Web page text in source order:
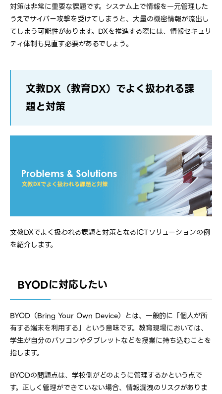
対策は非常に重要な課題です。システム上で情報を一元管理した
うえでサイバー攻撃を受けてしまうと、大量の機密情報が流出し
てしまう可能性があります。DXを推進する際には、情報セキュリ
ティ体制も見直す必要があるでしょう。
文教DX（教育DX）でよく扱われる課
題と対策
文教DXでよく扱われる課題と対策となるICTソリューションの例
を紹介します。
BYODに対応したい
BYOD（Bring Your Own Device）とは、一般的に「個人が所
有する端末を利用する」という意味です。教育現場においては、
学生が自分のパソコンやタブレットなどを授業に持ち込むことを
指します。
BYODの問題点は、学校側がどのように管理するかという点で
す。正しく管理ができていない場合、情報漏洩のリスクがありま